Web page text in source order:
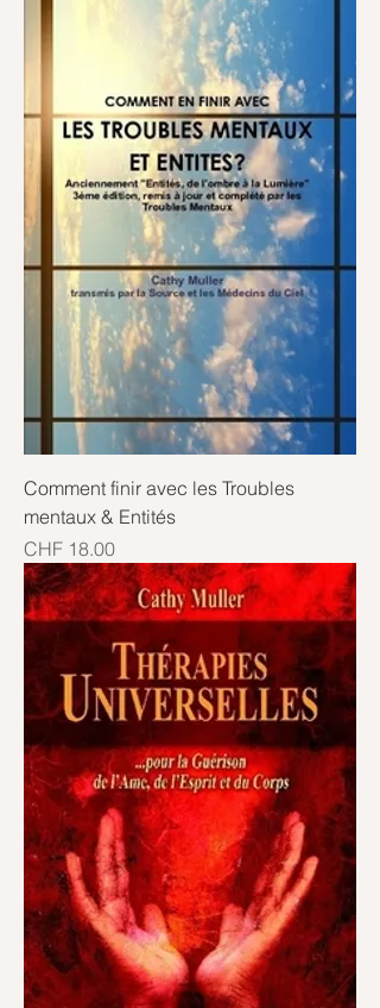
Comment finir avec les Troubles
mentaux & Entités
Price
CHF 18.00